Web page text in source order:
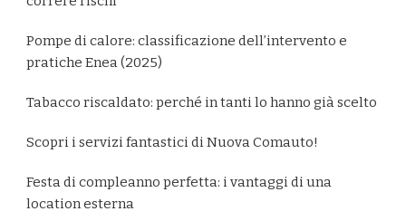
Pompe di calore: classificazione dell’intervento e
pratiche Enea (2025)
Tabacco riscaldato: perché in tanti lo hanno già scelto
Scopri i servizi fantastici di Nuova Comauto!
Festa di compleanno perfetta: i vantaggi di una
location esterna